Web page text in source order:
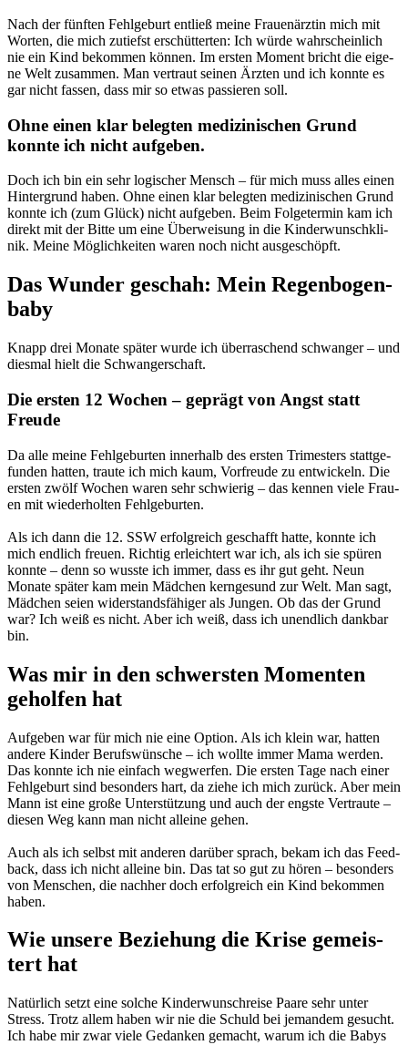
Nach der fünf­ten Fehl­ge­burt ent­ließ mei­ne Frau­en­ärz­tin mich mit
Wor­ten, die mich zutiefst erschüt­ter­ten: Ich wür­de wahr­schein­lich
nie ein Kind bekom­men kön­nen. Im ers­ten Moment bricht die eige­
ne Welt zusam­men. Man ver­traut sei­nen Ärz­ten und ich konn­te es
gar nicht fas­sen, dass mir so etwas pas­sie­ren soll.
Ohne einen klar beleg­ten medi­zi­ni­schen Grund
konn­te ich nicht auf­ge­ben.
Doch ich bin ein sehr logi­scher Mensch – für mich muss alles einen
Hin­ter­grund haben. Ohne einen klar beleg­ten medi­zi­ni­schen Grund
konn­te ich (zum Glück) nicht auf­ge­ben. Beim Fol­ge­ter­min kam ich
direkt mit der Bit­te um eine Über­wei­sung in die Kin­der­wunsch­kli­
nik. Mei­ne Mög­lich­kei­ten waren noch nicht aus­ge­schöpft.
Das Wun­der geschah: Mein Regen­bo­gen­
ba­by
Knapp drei Mona­te spä­ter wur­de ich über­ra­schend schwan­ger – und
dies­mal hielt die Schwan­ger­schaft.
Die ers­ten 12 Wochen – geprägt von Angst statt
Freu­de
Da alle mei­ne Fehl­ge­bur­ten inner­halb des ers­ten Tri­mes­ters statt­ge­
fun­den hat­ten, trau­te ich mich kaum, Vor­freu­de zu ent­wi­ckeln. Die
ers­ten zwölf Wochen waren sehr schwie­rig – das ken­nen vie­le Frau­
en mit wie­der­hol­ten Fehl­ge­bur­ten.
Als ich dann die 12. SSW erfolg­reich geschafft hat­te, konn­te ich
mich end­lich freu­en. Rich­tig erleich­tert war ich, als ich sie spü­ren
konn­te – denn so wuss­te ich immer, dass es ihr gut geht. Neun
Mona­te spä­ter kam mein Mäd­chen kern­ge­sund zur Welt. Man sagt,
Mäd­chen sei­en wider­stands­fä­hi­ger als Jun­gen. Ob das der Grund
war? Ich weiß es nicht. Aber ich weiß, dass ich unend­lich dank­bar
bin.
Was mir in den schwers­ten Momen­ten
gehol­fen hat
Auf­ge­ben war für mich nie eine Opti­on. Als ich klein war, hat­ten
ande­re Kin­der Berufs­wün­sche – ich woll­te immer Mama wer­den.
Das konn­te ich nie ein­fach weg­wer­fen. Die ers­ten Tage nach einer
Fehl­ge­burt sind beson­ders hart, da zie­he ich mich zurück. Aber mein
Mann ist eine gro­ße Unter­stüt­zung und auch der engs­te Ver­trau­te –
die­sen Weg kann man nicht allei­ne gehen.
Auch als ich selbst mit ande­ren dar­über sprach, bekam ich das Feed­
back, dass ich nicht allei­ne bin. Das tat so gut zu hören – beson­ders
von Men­schen, die nach­her doch erfolg­reich ein Kind bekom­men
haben.
Wie unse­re Bezie­hung die Kri­se gemeis­
tert hat
Natür­lich setzt eine sol­che Kin­der­wunschrei­se Paa­re sehr unter
Stress. Trotz allem haben wir nie die Schuld bei jeman­dem gesucht.
Ich habe mir zwar vie­le Gedan­ken gemacht, war­um ich die Babys